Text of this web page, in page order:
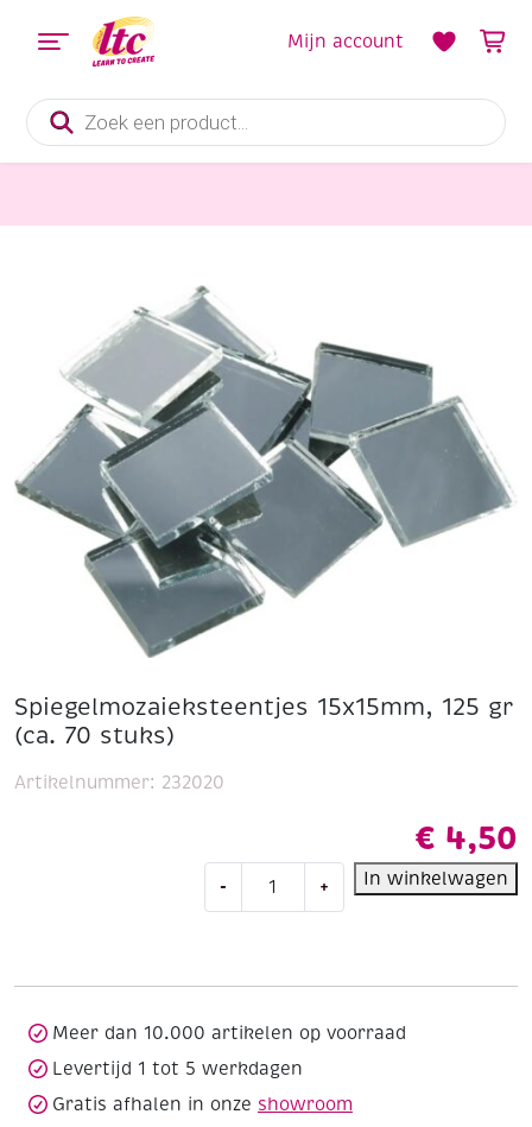
Producten
zoeken
Mijn account
Spiegelmozaieksteentjes 15x15mm, 125 gr
(ca. 70 stuks)
€ 4,50
-
Spiegelmozaieksteentjes
15x15mm,
stuks)
aantal
+ In winkelwagen
Artikelnummer: 232020
Meer dan 10.000 artikelen op voorraad
Levertijd 1 tot 5 werkdagen
Gratis afhalen in onze showroom